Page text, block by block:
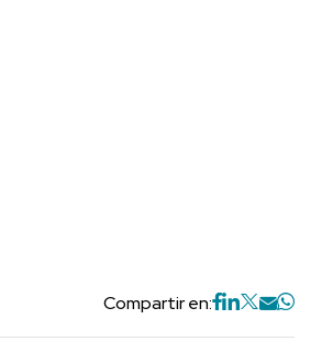
Compartir en: